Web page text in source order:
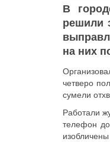
В
решили
на них
четверо
сумели
Работали
телефон